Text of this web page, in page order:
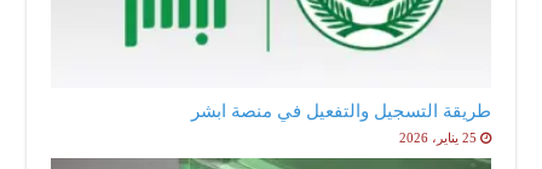
طريقة التسجيل والتفعيل في منصة ابشر
25 يناير، 2026